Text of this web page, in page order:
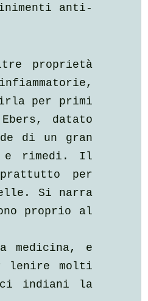
anti-
proprietà
per primi
datato
di un gran
e rimedi. Il
per
Si narra
proprio al
medicina, e
lenire molti
indiani la